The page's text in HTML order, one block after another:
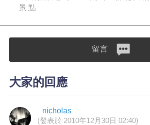
景點
留言
大家的回應
nicholas
(發表於 2010年12月30日 02:40)